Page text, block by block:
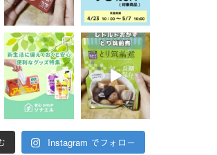
Instagram でフォロー